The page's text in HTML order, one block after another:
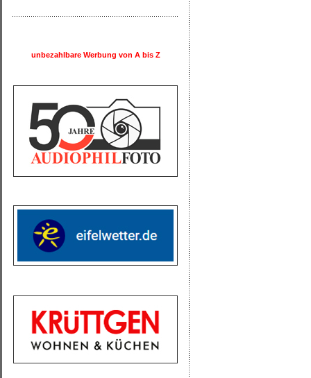
unbezahlbare Werbung von A bis Z